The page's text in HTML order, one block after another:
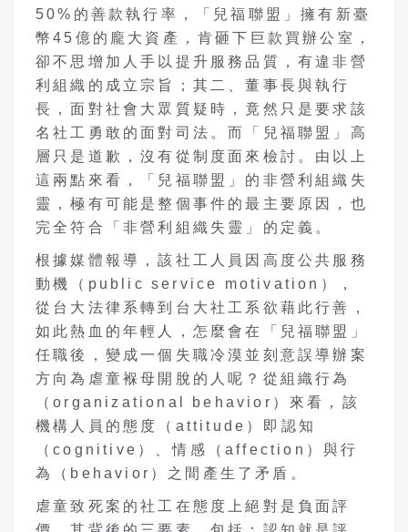
50%的善款執行率，「兒福聯盟」擁有新臺
幣45億的龐大資產，肯砸下巨款買辦公室，
卻不思增加人手以提升服務品質，有違非營
利組織的成立宗旨；其二、董事長與執行
長，面對社會大眾質疑時，竟然只是要求該
名社工勇敢的面對司法。而「兒福聯盟」高
層只是道歉，沒有從制度面來檢討。由以上
這兩點來看，「兒福聯盟」的非營利組織失
靈，極有可能是整個事件的最主要原因，也
完全符合「非營利組織失靈」的定義。
根據媒體報導，該社工人員因高度公共服務
動機（public service motivation），
從台大法律系轉到台大社工系欲藉此行善，
如此熱血的年輕人，怎麼會在「兒福聯盟」
任職後，變成一個失職冷漠並刻意誤導辦案
方向為虐童褓母開脫的人呢？從組織行為
（organizational behavior）來看，該
機構人員的態度（attitude）即認知
（cognitive）、情感（affection）與行
為（behavior）之間產生了矛盾。
虐童致死案的社工在態度上絕對是負面評